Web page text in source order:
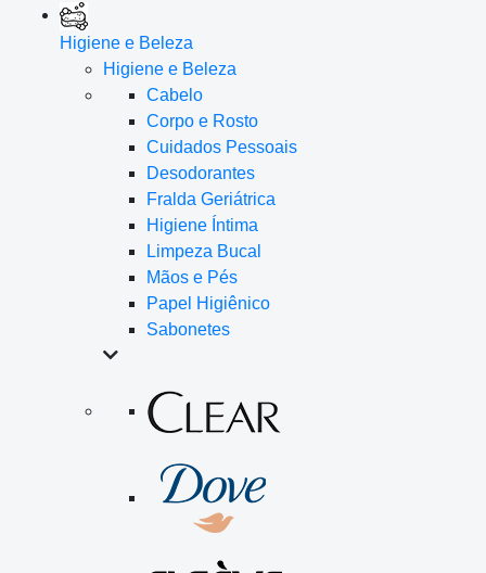
Higiene e Beleza
Higiene e Beleza
Cabelo
Corpo e Rosto
Cuidados Pessoais
Desodorantes
Fralda Geriátrica
Higiene Íntima
Limpeza Bucal
Mãos e Pés
Papel Higiênico
Sabonetes